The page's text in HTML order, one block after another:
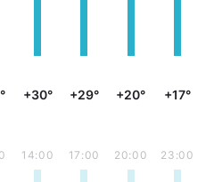
+30° +29° +20° +17°
14:00 17:00 20:00 23:00